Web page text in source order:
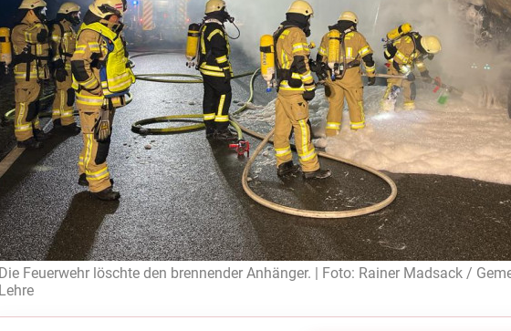
Die Feuerwehr löschte den brennender Anhänger. | Foto: Rainer Madsack /
Lehre